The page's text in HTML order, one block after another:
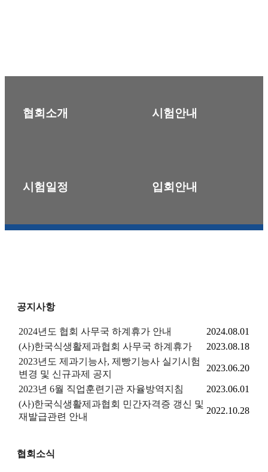
협회소개 시험안내
시험일정 입회안내
공지사항
2024년도 협회 사무국 하계휴가 안내
2024.08.01
(사)한국식생활제과협회 사무국 하계휴가
2023.08.18
2023년도 제과기능사, 제빵기능사 실기시험
변경 및 신규과제 공지
2023.06.20
2023년 6월 직업훈련기관 자율방역지침
2023.06.01
(사)한국식생활제과협회 민간자격증 갱신 및
재발급관련 안내
2022.10.28
협회소식